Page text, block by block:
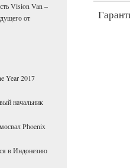
Vision Van –
от
Year 2017
начальник
Phoenix
в Индонезию